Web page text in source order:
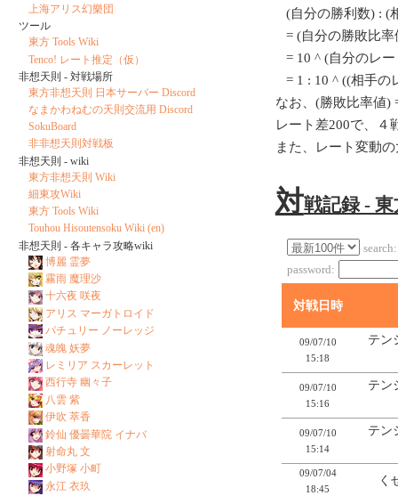
(自分の勝利数) : (
= (自分の勝敗比率
= 10 ^ (自分のレー
= 1 : 10 ^ ((相手の
なお、(勝敗比率値)
レート差200で、４
また、レート変動
対戦記録 -
search:
password:
対戦日時
09/07/10
15:18
テン
09/07/10
15:16
テン
09/07/10
15:14
テン
09/07/04
18:45
く
上海アリス幻樂団
ツール
東方 Tools Wiki
Tenco! レート推定（仮）
非想天則 - 対戦場所
東方非想天則 日本サーバー Discord
なまかわねむの天則交流用 Discord
SokuBoard
非非想天則対戦板
非想天則 - wiki
東方非想天則 Wiki
細東攻Wiki
東方 Tools Wiki
Touhou Hisoutensoku Wiki (en)
非想天則 - 各キャラ攻略wiki
博麗 霊夢
霧雨 魔理沙
十六夜 咲夜
アリス マーガトロイド
パチュリー ノーレッジ
魂魄 妖夢
レミリア スカーレット
西行寺 幽々子
八雲 紫
伊吹 萃香
鈴仙 優曇華院 イナバ
射命丸 文
小野塚 小町
永江 衣玖